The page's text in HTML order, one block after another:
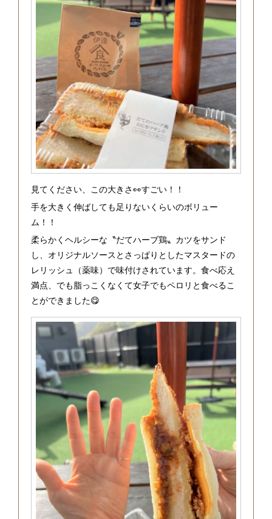
見てください、この大きさ👀すごい！！
手を大きく伸ばしても足りないくらいのボリュー
ム！！
柔らかくヘルシーな〝だてハーブ鶏〟カツをサンド
し、オリジナルソースとさっぱりとしたマスタードの
レリッシュ（薬味）で味付けされています。食べ応え
満点、でも脂っこくなくて女子でもペロリと食べるこ
とができました😋